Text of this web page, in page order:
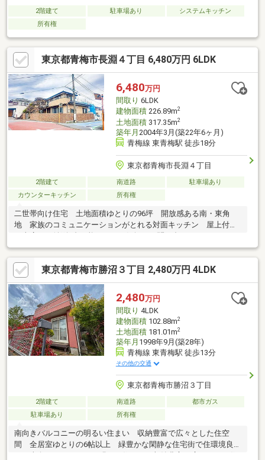
2階建て 駐車場あり
システムキッチン
所有権
東京都青梅市長淵４丁目 6,480万円 6LDK
6,480万円
間取り 6LDK
建物面積226.89m2
土地面積317.35m2
築年月 2004年3月(築22年6ヶ月)
青梅線 東青梅駅 徒歩18分
東京都青梅市長淵４丁目
2階建て 南道路
駐車場あり
カウンターキッチン
所有権
二世帯向け住宅 土地面積ゆとりの96坪 開放感ある南・東角
地 家族のコミュニケーションがとれる対面キッチン 屋上付き
東京都青梅市勝沼３丁目 2,480万円 4LDK
2,480万円
間取り 4LDK
建物面積102.88m2
土地面積181.01m2
築年月 1998年9月(築28年)
青梅線 東青梅駅 徒歩13分
その他の交通
東京都青梅市勝沼３丁目
2階建て 南道路
都市ガス
駐車場あり
所有権
南向きバルコニーの明るい住まい 収納豊富で広々とした住空
間 全居室ゆとりの6帖以上 緑豊かな閑静な住宅街で住環境良好